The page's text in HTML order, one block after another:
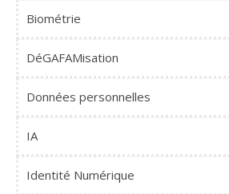
Biométrie
DéGAFAMisation
Données personnelles
IA
Identité Numérique